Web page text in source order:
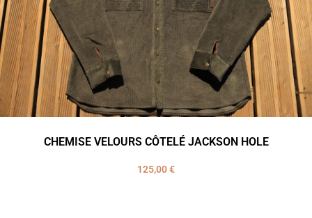
CHEMISE VELOURS CÔTELÉ JACKSON HOLE
125,00€